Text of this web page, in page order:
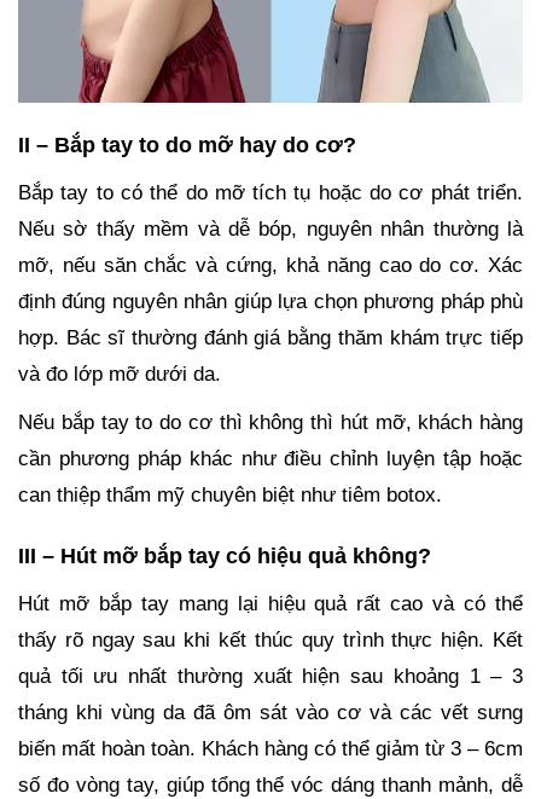
II – Bắp tay to do mỡ hay do cơ?
Bắp tay to có thể do mỡ tích tụ hoặc do cơ phát triển.
Nếu sờ thấy mềm và dễ bóp, nguyên nhân thường là
mỡ, nếu săn chắc và cứng, khả năng cao do cơ. Xác
định đúng nguyên nhân giúp lựa chọn phương pháp phù
hợp. Bác sĩ thường đánh giá bằng thăm khám trực tiếp
và đo lớp mỡ dưới da.
Nếu bắp tay to do cơ thì không thì hút mỡ, khách hàng
cần phương pháp khác như điều chỉnh luyện tập hoặc
can thiệp thẩm mỹ chuyên biệt như tiêm botox.
III – Hút mỡ bắp tay có hiệu quả không?
Hút mỡ bắp tay mang lại hiệu quả rất cao và có thể
thấy rõ ngay sau khi kết thúc quy trình thực hiện. Kết
quả tối ưu nhất thường xuất hiện sau khoảng 1 – 3
tháng khi vùng da đã ôm sát vào cơ và các vết sưng
biến mất hoàn toàn. Khách hàng có thể giảm từ 3 – 6cm
số đo vòng tay, giúp tổng thể vóc dáng thanh mảnh, dễ